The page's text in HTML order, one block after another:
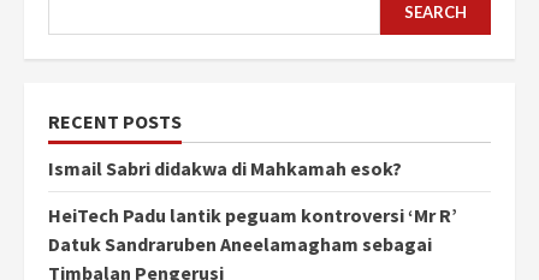
SEARCH
RECENT POSTS
Ismail Sabri didakwa di Mahkamah esok?
HeiTech Padu lantik peguam kontroversi ‘Mr R’
Datuk Sandraruben Aneelamagham sebagai
Timbalan Pengerusi